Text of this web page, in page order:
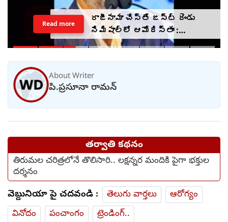
రాజీనామా చేస్తే జస్ట్ రెండు
నిమిషాల్లో ఆమోదిస్తాం :
ఎమ్మెల్యేలకు సీఎం డీకే
Read more
About Writer
పి.ప్రసూనా రామన్
తర్వాతి కథనం
తిరుమల చరిత్రలోనే తొలిసారి.. లక్షన్నర మందికి పైగా భక్తుల
దర్శనం
వెబ్దునియా పై చదవండి : తెలుగు వార్తలు
ఆరోగ్యం
వినోదం
పంచాంగం ట్రెండింగ్..